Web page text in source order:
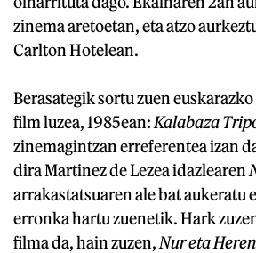
zinema aretoetan, eta atzo
Carlton Hotelean.
Berasategik sortu zuen
film luzea, 1985ean: Kalabaza
zinemagintzan erreferentea izan
dira Martinez de Lezea idazlearen
arrakastatsuaren ale bat aukeratu
erronka hartu zuenetik. Hark
filma da, hain zuzen, Nur eta